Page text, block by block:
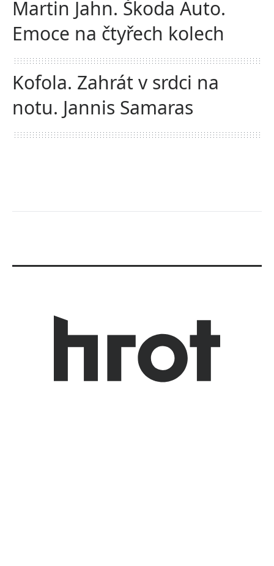
Martin Jahn. Škoda Auto.
Emoce na čtyřech kolech
Kofola. Zahrát v srdci na
notu. Jannis Samaras